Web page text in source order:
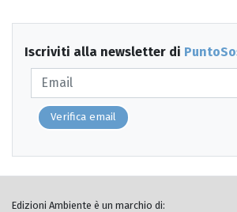
Iscriviti alla newsletter di
Verifica email
Edizioni Ambiente è un marchio di: